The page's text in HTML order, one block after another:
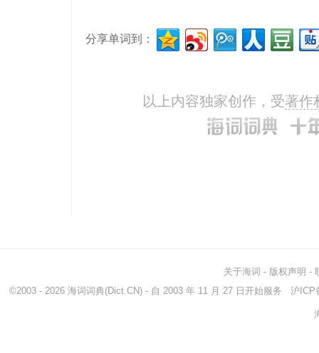
分享单词到：
以上内容独家创作，受著作
关于海词 - 版权声明 -
©2003 - 2026 海词词典(Dict.CN) - 自 2003 年 11 月 27 日开始服务 沪ICP